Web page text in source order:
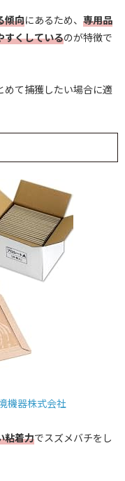
傾向にあるため、 専用品
すくしているのが特徴で
めて捕獲したい場合に適
機器株式会社
粘着力でスズメバチをし